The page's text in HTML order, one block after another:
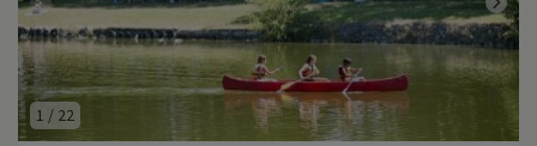
1 / 22